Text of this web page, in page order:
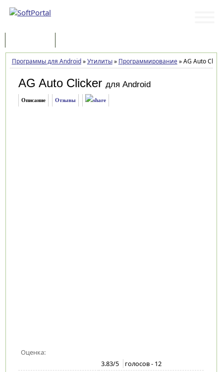
Программы для Android»Утилиты» Программирование»AG Auto
AG Auto Clicker для Android
Описание Отзывы
Оценка:
3.83/5 голосов - 12